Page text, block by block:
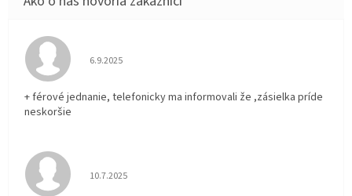
Hodnotenie obchodu je 5 z 5 hviezdičiek.
6.9.2025
+ férové jednanie, telefonicky ma informovali že ,zásielka príde
neskoršie
Hodnotenie obchodu je 5 z 5 hviezdičiek.
10.7.2025